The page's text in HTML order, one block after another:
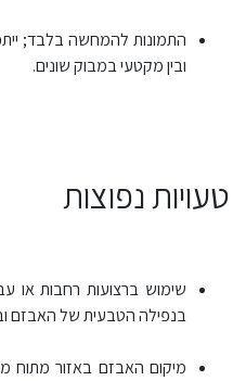
התמונות להמחשה בלבד;
ובין מקטעי במבוק שונים.
טעויות נפוצות
שימוש ברצועות רחבות או
בנפילה הטבעית של האבזם
מיקום האבזם באזור מתוח